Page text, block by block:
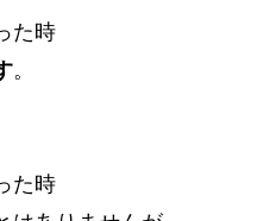
た時
。
た時